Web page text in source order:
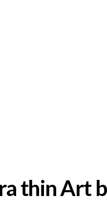
thin Art